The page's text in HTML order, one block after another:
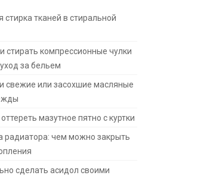
стирка тканей в стиральной
стирать компрессионные чулки
за бельем
свежие или засохшие масляные
мазутное пятно с куртки
радиатора: чем можно закрыть
сделать асидол своими